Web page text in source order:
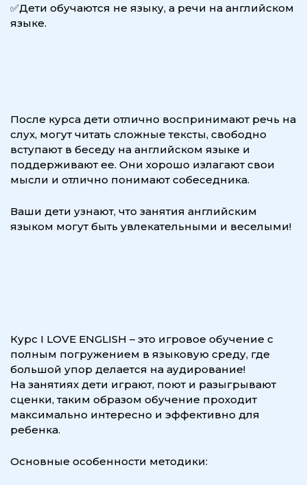
✅Дети обучаются не языку, а речи на английском
языке.
После курса дети отлично воспринимают речь на
слух, могут читать сложные тексты, свободно
вступают в беседу на английском языке и
поддерживают ее. Они хорошо излагают свои
мысли и отлично понимают собеседника.
Ваши дети узнают, что занятия английским
языком могут быть увлекательными и веселыми!
Курс I LOVE ENGLISH – это игровое обучение с
полным погружением в языковую среду, где
большой упор делается на аудирование!
На занятиях дети играют, поют и разыгрывают
сценки, таким образом обучение проходит
максимально интересно и эффективно для
ребенка.
Основные особенности методики: